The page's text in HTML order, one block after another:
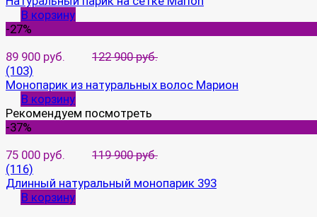
В корзину
-27%
89 900 руб.
122 900 руб.
(103)
Монопарик из натуральных волос Марион
В корзину
Рекомендуем посмотреть
-37%
75 000 руб.
119 900 руб.
(116)
Длинный натуральный монопарик 393
В корзину